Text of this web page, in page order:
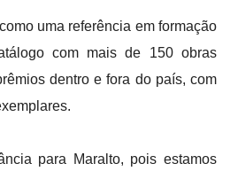
uma referência em formação
com mais de 150 obras
dentro e fora do país, com
para Maralto, pois estamos